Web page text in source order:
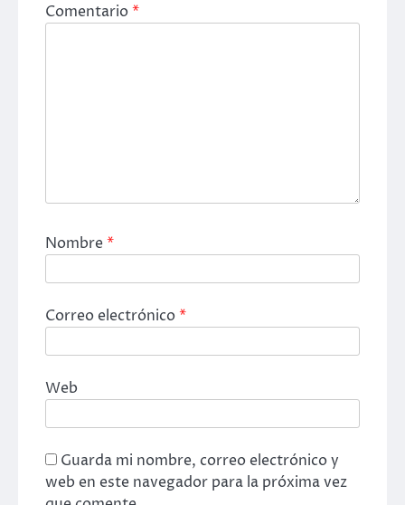
Comentario*
Nombre*
Correo electrónico*
Web
Guarda mi nombre, correo electrónico y
web en este navegador para la próxima vez